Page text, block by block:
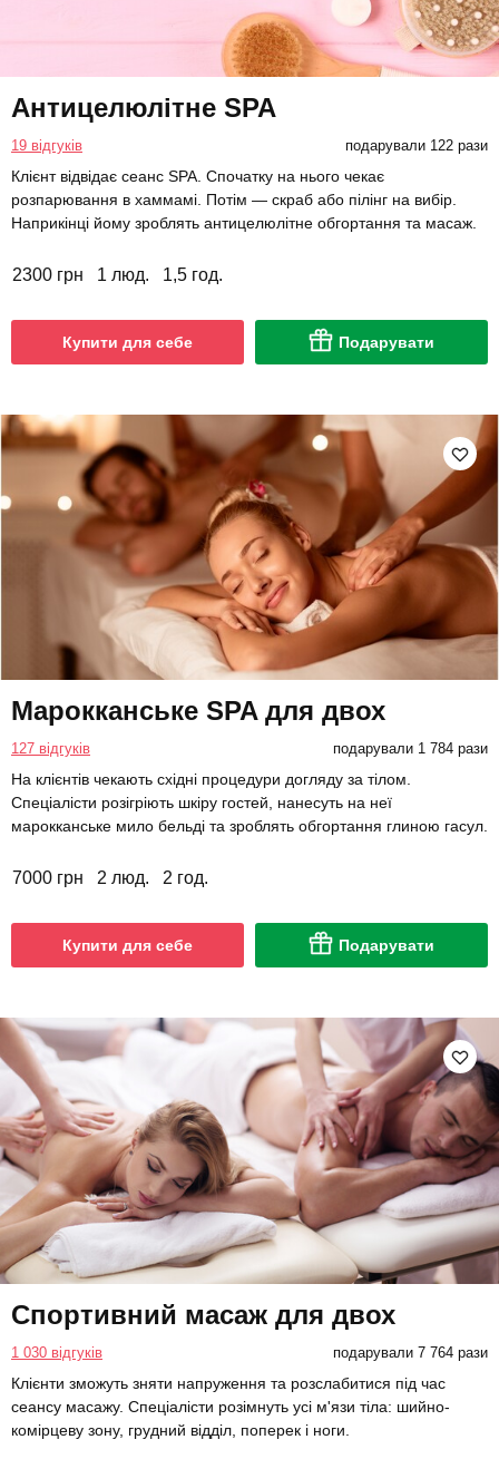
Антицелюлітне SPA
19 відгуків подарували 122 рази
Клієнт відвідає сеанс SPA. Спочатку на нього чекає
розпарювання в хаммамі. Потім — скраб або пілінг на вибір.
Наприкінці йому зроблять антицелюлітне обгортання та масаж.
2300 грн 1 люд. 1,5 год.
Купити для себе Подарувати
Марокканське SPA для двох
127 відгуків подарували 1 784 рази
На клієнтів чекають східні процедури догляду за тілом.
Спеціалісти розігріють шкіру гостей, нанесуть на неї
марокканське мило бельді та зроблять обгортання глиною гасул.
7000 грн 2 люд. 2 год.
Купити для себе Подарувати
Спортивний масаж для двох
1 030 відгуків подарували 7 764 рази
Клієнти зможуть зняти напруження та розслабитися під час
сеансу масажу. Спеціалісти розімнуть усі м'язи тіла: шийно-
комірцеву зону, грудний відділ, поперек і ноги.